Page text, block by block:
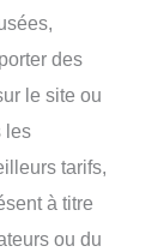
des
le site ou
les
tarifs,
à titre
ou du